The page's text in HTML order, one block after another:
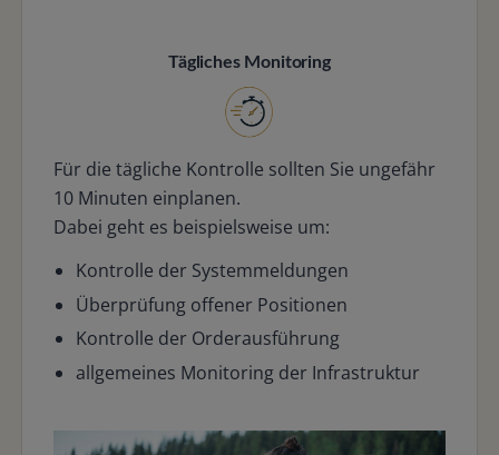
Tägliches Monitoring
Für die tägliche Kontrolle sollten Sie ungefähr
10 Minuten einplanen.
Dabei geht es beispielsweise um:
Kontrolle der Systemmeldungen
Überprüfung offener Positionen
Kontrolle der Orderausführung
allgemeines Monitoring der Infrastruktur